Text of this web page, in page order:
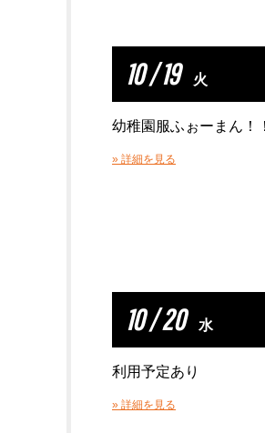
10 / 19 火
幼稚園服ふぉーまん！
» 詳細を見る
10 / 20 水
利用予定あり
» 詳細を見る